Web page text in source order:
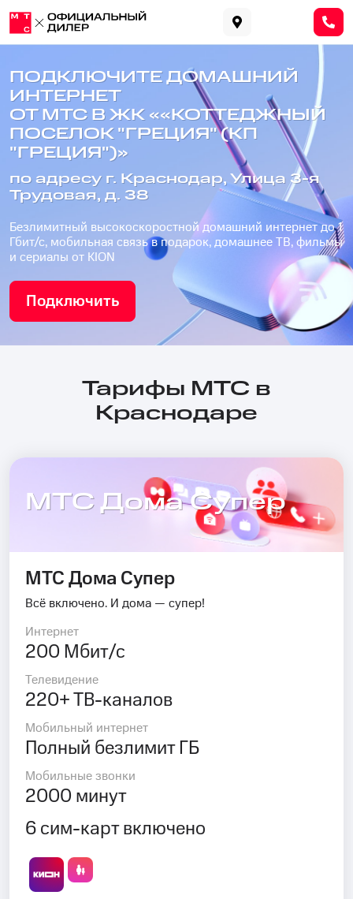
ПОДКЛЮЧИТЕ ДОМАШНИЙ
ИНТЕРНЕТ
ОТ МТС В ЖК ««КОТТЕДЖНЫЙ
ПОСЕЛОК "ГРЕЦИЯ" (КП
"ГРЕЦИЯ")»
по адресу г. Краснодар, Улица 3-я
Трудовая, д. 38
Безлимитный высокоскоростной домашний интернет до 1
Гбит/с, мобильная связь в подарок, домашнее ТВ, фильмы
и сериалы от KION
Подключить
Тарифы МТС в
Краснодаре
МТС Дома Супер
МТС Дома Супер
Всё включено. И дома — супер!
Интернет
200 Мбит/с
Телевидение
220+ ТВ-каналов
Мобильный интернет
Полный безлимит ГБ
Мобильные звонки
2000 минут
6 сим-карт включено